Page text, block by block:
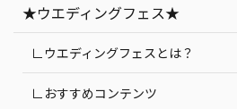
★ウエディングフェス★
∟ウエディングフェスとは？
∟おすすめコンテンツ